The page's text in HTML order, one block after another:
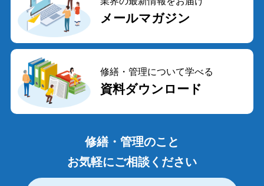
メールマガジン
修繕・管理について学べる
資料ダウンロード
修繕・管理のこと
お気軽にご相談ください